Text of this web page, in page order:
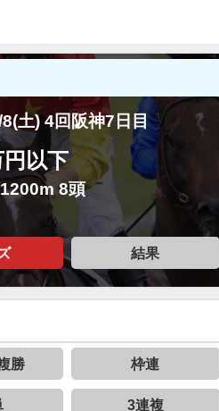
土) 4回阪神7日目
以下
8頭
結果
勝 枠連
3連複